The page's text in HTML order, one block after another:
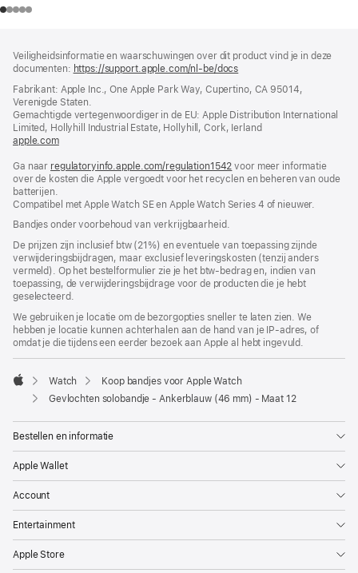
Veiligheidsinformatie en waarschuwingen over dit product vind je in deze
documenten: https://support.apple.com/nl-be/docs
nieuw
geopend)
Fabrikant: Apple Inc., One Apple Park Way, Cupertino, CA 95014,
Verenigde Staten.
Gemachtigde vertegenwoordiger in de EU: Apple Distribution International
Limited, Hollyhill Industrial Estate, Hollyhill, Cork, Ierland
apple.com(wordt
nieuw
venster
Ga naar regulatoryinfo.apple.com/regulation1542 (wordt
in
venster
voor meer informatie
over de kosten die Apple vergoedt voor het recyclen en beheren van oude
batterijen.
Compatibel met Apple Watch SE en Apple Watch Series 4 of nieuwer.
Bandjes onder voorbehoud van verkrijgbaarheid.
De prijzen zijn inclusief btw (21%) en eventuele van toepassing zijnde
verwijderingsbijdragen, maar exclusief leveringskosten (tenzij anders
vermeld). Op het bestelformulier zie je het btw-bedrag en, indien van
toepassing, de verwijderingsbijdrage voor de producten die je hebt
geselecteerd.
We gebruiken je locatie om de bezorgopties sneller te laten zien. We
hebben je locatie kunnen achterhalen aan de hand van je IP-adres, of
omdat je die tijdens een eerder bezoek aan Apple al hebt ingevuld.
Apple
Watch
Koop bandjes voor Apple Watch
Gevlochten solobandje - Ankerblauw (46 mm) - Maat 12
Bestellen en informatie
Apple Wallet
Account
Entertainment
Apple Store